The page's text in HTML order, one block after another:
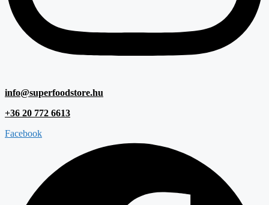
info@superfoodstore.hu
+36 20 772 6613
Facebook